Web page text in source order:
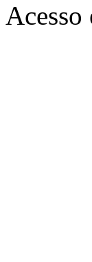
Acesso